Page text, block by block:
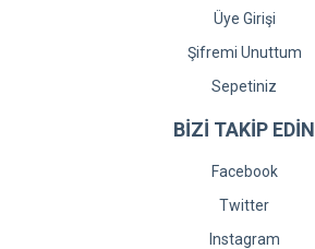
Üye Girişi
Şifremi Unuttum
Sepetiniz
BİZİ TAKİP EDİN
Facebook
Twitter
Instagram